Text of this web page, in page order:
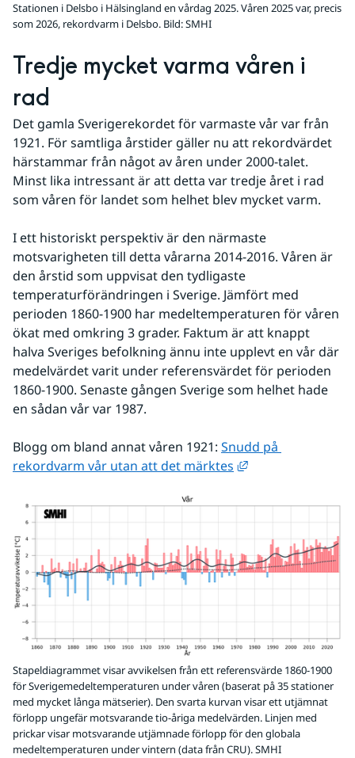
Stationen i Delsbo i Hälsingland en vårdag 2025. Våren 2025 var, precis
som 2026, rekordvarm i Delsbo. Bild: SMHI
Tredje mycket varma våren i
rad
Det gamla Sverigerekordet för varmaste vår var från
1921. För samtliga årstider gäller nu att rekordvärdet
härstammar från något av åren under 2000-talet.
Minst lika intressant är att detta var tredje året i rad
som våren för landet som helhet blev mycket varm.
I ett historiskt perspektiv är den närmaste
motsvarigheten till detta vårarna 2014-2016. Våren är
den årstid som uppvisat den tydligaste
temperaturförändringen i Sverige. Jämfört med
perioden 1860-1900 har medeltemperaturen för våren
ökat med omkring 3 grader. Faktum är att knappt
halva Sveriges befolkning ännu inte upplevt en vår där
medelvärdet varit under referensvärdet för perioden
1860-1900. Senaste gången Sverige som helhet hade
en sådan vår var 1987.
Blogg om bland annat våren 1921: Snudd på
rekordvarm vår utan att det märktes
Länk till annan
Stapeldiagrammet visar avvikelsen från ett referensvärde 1860-1900
för Sverigemedeltemperaturen under våren (baserat på 35 stationer
med mycket långa mätserier). Den svarta kurvan visar ett utjämnat
förlopp ungefär motsvarande tio-åriga medelvärden. Linjen med
prickar visar motsvarande utjämnade förlopp för den globala
medeltemperaturen under vintern (data från CRU).SMHI